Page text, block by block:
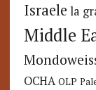
Israele la
Middle
OCHA OLP